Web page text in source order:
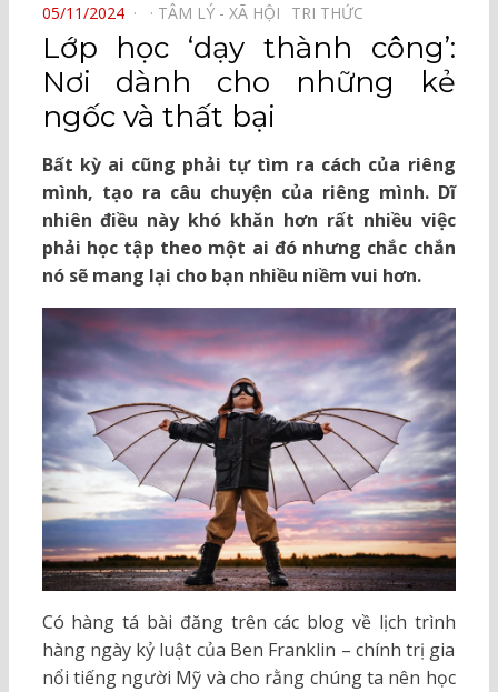
POSTED
ON
05/11/2024 TÂM LÝ - XÃ HỘI⠀ TRI THỨC⠀
Lớp học ‘dạy thành công’:
Nơi dành cho những kẻ
ngốc và thất bại
Bất kỳ ai cũng phải tự tìm ra cách của riêng
mình, tạo ra câu chuyện của riêng mình. Dĩ
nhiên điều này khó khăn hơn rất nhiều việc
phải học tập theo một ai đó nhưng chắc chắn
nó sẽ mang lại cho bạn nhiều niềm vui hơn.
Có hàng tá bài đăng trên các blog về lịch trình
hàng ngày kỷ luật của Ben Franklin – chính trị gia
nổi tiếng người Mỹ và cho rằng chúng ta nên học